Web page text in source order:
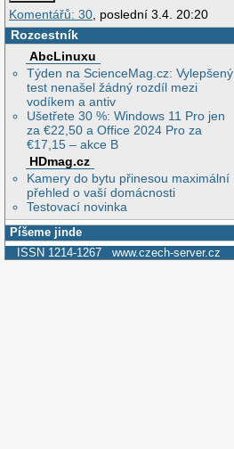
Komentářů: 30 , poslední 3.4. 20:20
Rozcestník
AbcLinuxu
Týden na ScienceMag.cz: Vylepšený
test nenašel žádný rozdíl mezi
vodíkem a antiv
Ušetřete 30 %: Windows 11 Pro jen
za €22,50 a Office 2024 Pro za
€17,15 – akce B
HDmag.cz
Kamery do bytu přinesou maximální
přehled o vaší domácnosti
Testovací novinka
Píšeme jinde
ISSN 1214-1267 www.czech-server.cz